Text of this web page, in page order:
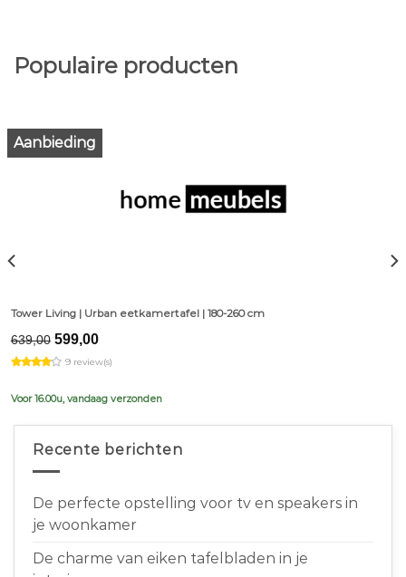
Populaire producten
Aanbieding
Tower Living | Urban eetkamertafel | 180-260 cm
639,00 Original
price
was:
599,00Current
is:
9 review(s)
Voor 16.00u, vandaag verzonden
Recente berichten
De perfecte opstelling voor tv en speakers in
je woonkamer
De charme van eiken tafelbladen in je